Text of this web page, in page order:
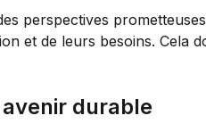
perspectives
et de leurs besoins. Cela
durable